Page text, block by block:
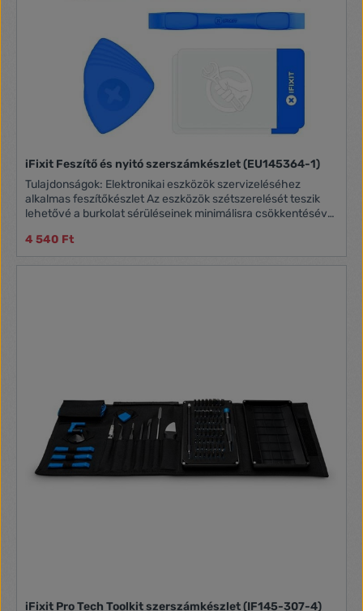
iFixit Feszítő és nyitó szerszámkészlet (EU145364-1)
Tulajdonságok: Elektronikai eszközök szervizeléséhez
alkalmas feszítőkészlet Az eszközök szétszerelését teszik
lehetővé a burkolat sérüléseinek minimálisra csökkentésével
4 540 Ft
iFixit Pro Tech Toolkit szerszámkészlet (IF145-307-4)